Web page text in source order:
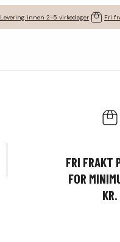
Levering innen 2-5 virkedager Fri
FRI FRAKT
FOR
KR.